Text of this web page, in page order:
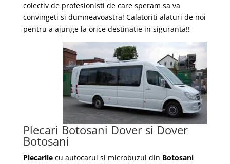
colectiv de profesionisti de care speram sa va
convingeti si dumneavoastra! Calatoriti alaturi de noi
pentru a ajunge la orice destinatie in siguranta!!
Plecari Botosani Dover si Dover
Botosani
Plecarilecu autocarul si microbuzul din Botosani